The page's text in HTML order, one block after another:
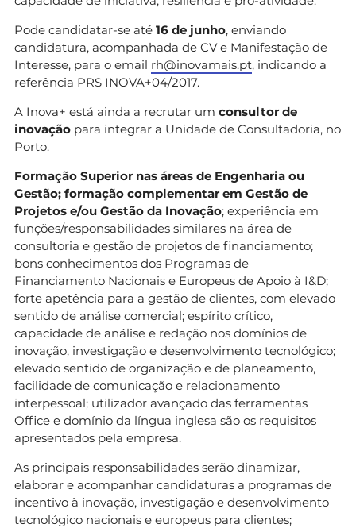
Pode candidatar-se até 16 de junho, enviando
candidatura, acompanhada de CV e Manifestação de
Interesse, para o email rh@inovamais.pt, indicando a
referência PRS INOVA+04/2017.
A Inova+ está ainda a recrutar um consultor de
inovação para integrar a Unidade de Consultadoria, no
Porto.
Formação Superior nas áreas de Engenharia ou
Gestão; formação complementar em Gestão de
Projetos e/ou Gestão da Inovação; experiência em
funções/responsabilidades similares na área de
consultoria e gestão de projetos de financiamento;
bons conhecimentos dos Programas de
Financiamento Nacionais e Europeus de Apoio à I&D;
forte apetência para a gestão de clientes, com elevado
sentido de análise comercial; espírito crítico,
capacidade de análise e redação nos domínios de
inovação, investigação e desenvolvimento tecnológico;
elevado sentido de organização e de planeamento,
facilidade de comunicação e relacionamento
interpessoal; utilizador avançado das ferramentas
Office e domínio da língua inglesa são os requisitos
apresentados pela empresa.
As principais responsabilidades serão dinamizar,
elaborar e acompanhar candidaturas a programas de
incentivo à inovação, investigação e desenvolvimento
tecnológico nacionais e europeus para clientes;